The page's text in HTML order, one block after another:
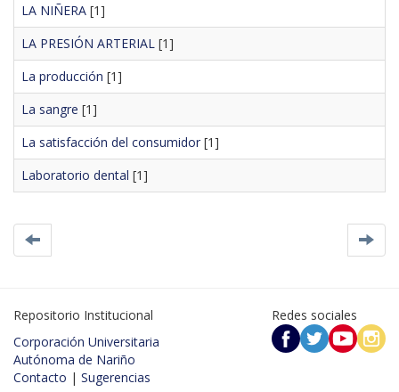
LA NIÑERA [1]
LA PRESIÓN ARTERIAL [1]
La producción [1]
La sangre [1]
La satisfacción del consumidor [1]
Laboratorio dental [1]
Repositorio Institucional
Corporación Universitaria
Autónoma de Nariño
Contacto | Sugerencias
Redes sociales